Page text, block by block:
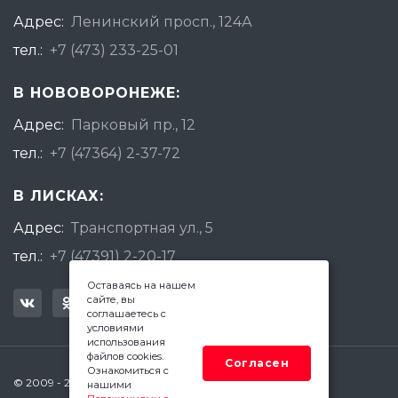
Адрес: Ленинский просп., 124А
тел.: +7 (473) 233-25-01
В НОВОВОРОНЕЖЕ:
Адрес: Парковый пр., 12
тел.: +7 (47364) 2-37-72
В ЛИСКАХ:
Адрес: Транспортная ул., 5
тел.: +7 (47391) 2-20-17
© 2009 - 2026 Квадратный Метр - Воронеж
Оставаясь на нашем
сайте, вы
соглашаетесь с
условиями
использования
файлов cookies.
Ознакомиться с
нашими
Согласен